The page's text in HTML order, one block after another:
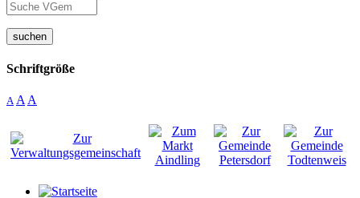
suchen
Schriftgröße
A A A